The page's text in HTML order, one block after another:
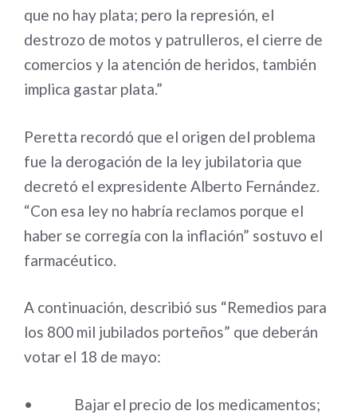
que no hay plata; pero la represión, el
destrozo de motos y patrulleros, el cierre de
comercios y la atención de heridos, también
implica gastar plata.”
Peretta recordó que el origen del problema
fue la derogación de la ley jubilatoria que
decretó el expresidente Alberto Fernández.
“Con esa ley no habría reclamos porque el
haber se corregía con la inflación” sostuvo el
farmacéutico.
A continuación, describió sus “Remedios para
los 800 mil jubilados porteños” que deberán
votar el 18 de mayo:
• Bajar el precio de los medicamentos;